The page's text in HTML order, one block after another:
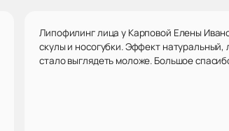
Липофилинг лица у Карповой Елены
скулы и носогубки. Эффект натуральный,
стало выглядеть моложе. Большое